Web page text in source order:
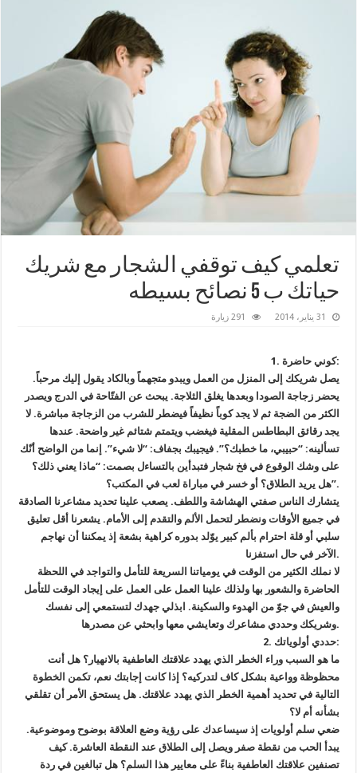
تعلمي كيف توقفي الشجار مع شريك
حياتك ب 5 نصائح بسيطه
31 يناير، 2014 291 زيارة
1. كوني حاضرة:
يصل شريكك إلى المنزل من العمل ويبدو متجهماً وبالكاد يقول إليك مرحباً.
يحضر زجاجة الصودا وبعدها يغلق الثلاجة. يبحث عن الفتّاحة في الدرج ويصدر
الكثر من الضجة ثم لا يجد كوباً نظيفاً فيضطر للشرب من الزجاجة مباشرة. لا
يجد رقائق البطاطس المقلية فيغضب ويتمتم شتائم غير واضحة. عندها
تسألينه: “حبيبي، ما خطبك؟”. فيجيبك بجفاف: “لا شيء”. إنما من الواضح أنّك
على وشك الوقوع في فخ شجار فتبدأين بالتساءل بصمت: “ماذا يعني ذلك؟
هل يريد الطلاق؟ أو خسر في مباراة لعب في المكتب؟”.
يتشارك الناس صفتي الهشاشة واللطف. يصعب علينا تحديد مشاعرنا الصادقة
في جميع الأوقات ونضطر لتحمل الألم والتقدم إلى الأمام. يشعرنا أقل تعليق
سلبي أو قلة احترام بألم كبير يوّلد بدوره كراهية بشعة إذ يمكننا أن نهاجم
الآخر في حال استفزنا.
لا نملك الكثير من الوقت في يومياتنا السريعة للتأمل والتواجد في اللحظة
الحاضرة والشعور بها ولذلك علينا العمل على العمل على إيجاد الوقت للتأمل
والعيش في جوّ من الهدوء والسكينة. ابذلي جهدك لتستمعي إلى نفسك
وشريكك وحددي مشاعرك وتعايشي معها وابحثي عن مصدرها.
2. حددي أولوياتك:
ما هو السبب وراء الخطر الذي يهدد علاقتك العاطفية بالانهيار؟ هل أنت
محظوظة وواعية بشكل كاف لتدركيه؟ إذا كانت إجابتك نعم، تكمن الخطوة
التالية في تحديد أهمية الخطر الذي يهدد علاقتك. هل يستحق الأمر أن تقلقي
بشأنه أم لا؟
ضعي سلم أولويات إذ سيساعدك على رؤية وضع العلاقة بوضوح وموضوعية.
يبدأ الحب من نقطة صفر ويصل إلى الطلاق عند النقطة العاشرة. كيف
تصنفين علاقتك العاطفية بناءً على معايير هذا السلم؟ هل تبالغين في ردة